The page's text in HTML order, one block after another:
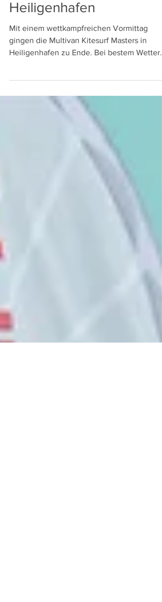
Multivan Kitesurf Masters
Racingwochenende in
Heiligenhafen
gingen die Multivan Kitesurf Masters in
konnten über das...